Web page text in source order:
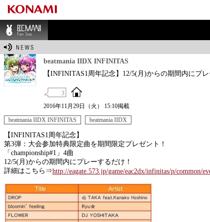
BEMANI Fan Sit
beatmania IIDX INFINITAS
【INFINITAS1周年記念】12/5(月)からの期間内にプ
3
2016年11月29日（火） 15:10掲載
beatmania IIDX INFINITAS
beatmania IIDX
【INFINITAS1周年記念】
第3弾：大会参加特典限定曲を期間限定プレゼント！
「championship#1」4曲
12/5(月)からの期間内にプレーするだけ！
詳細はこちら⇒http://eagate.573.jp/game/eac2dx/infinitas/p/common/